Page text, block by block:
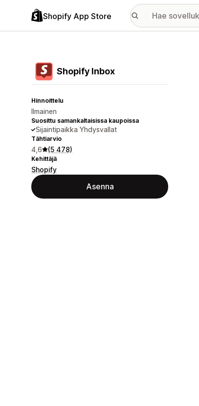
Shopify App Store
Shopify Inbox
Hinnoittelu
Ilmainen
Suosittu samankaltaisissa kaupoissa
Sijaintipaikka Yhdysvallat
Tähtiarvio
4,6 (5 478)
Kehittäjä
Shopify
Asenna